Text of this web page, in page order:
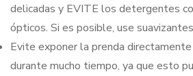
delicadas y EVITE los detergentes
ópticos. Si es posible, use
Evite exponer la prenda
durante mucho tiempo, ya que esto